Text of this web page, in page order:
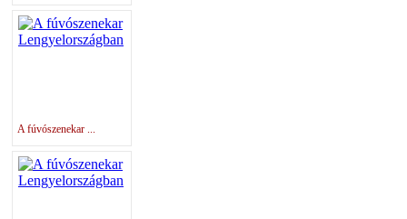
A fúvószenekar ...